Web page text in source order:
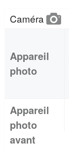
Caméra
Appareil
photo
Appareil
photo
avant